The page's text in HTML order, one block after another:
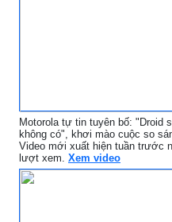
Motorola tự tin tuyên bố: "Droid
không có", khơi mào cuộc so
Video mới xuất hiện tuần trước
lượt xem. Xem video